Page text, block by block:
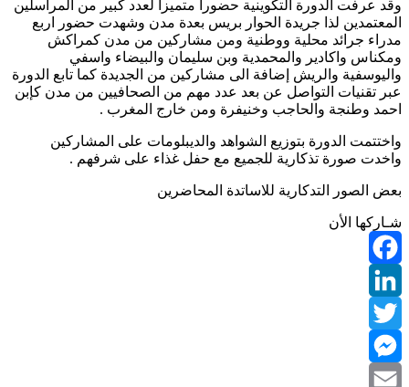
وقد عرفت الدورة التكوينية حضورا متميزا لعدد كبير من المراسلين
المعتمدين لذا جريدة الحوار بريس بعدة مدن وشهدت حضور اربع
مدراء جرائد محلية ووطنية ومن مشاركين من مدن كمراكش
ومكناس واكادير والمحمدية وبن سليمان والبيضاء واسفي
واليوسفية والريش إضافة الى مشاركين من الجديدة كما تابع الدورة
عبر تقنيات التواصل عن بعد عدد مهم من الصحافيين من مدن كإبن
احمد وطنجة والحاجب وخنيفرة ومن خارج المغرب .
واختتمت الدورة بتوزيع الشواهد والديبلومات على المشاركين
واخدت صورة تذكارية للجميع مع حفل غذاء على شرفهم .
بعض الصور التدكارية للاساتدة المحاضرين
شـاركها الأن
Facebook
LinkedIn
Twitter
Messenger